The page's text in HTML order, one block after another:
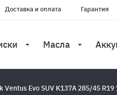
Доставка и оплата Гарантия
Масла
Evo SUV K137A 285/45 R19